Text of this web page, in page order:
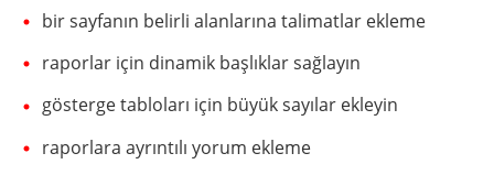
bir sayfanın belirli alanlarına talimatlar ekleme
raporlar için dinamik başlıklar sağlayın
gösterge tabloları için büyük sayılar ekleyin
raporlara ayrıntılı yorum ekleme